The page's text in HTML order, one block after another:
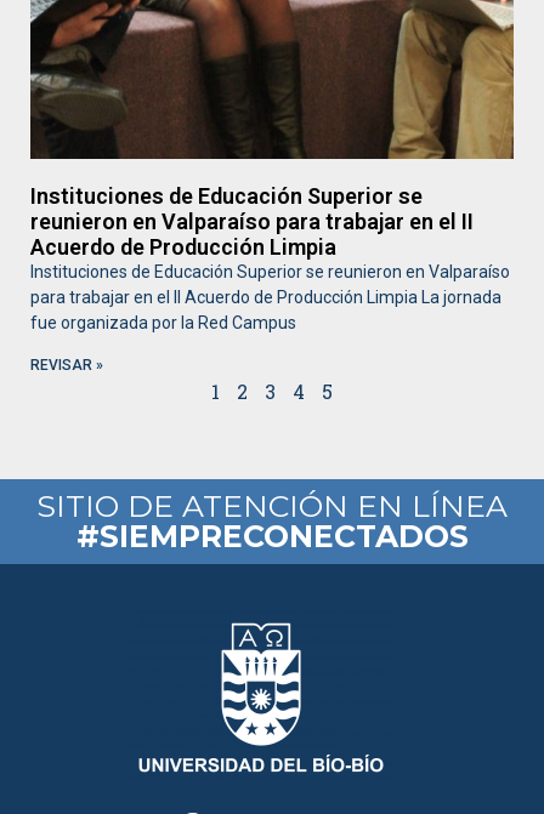
Instituciones de Educación Superior se
reunieron en Valparaíso para trabajar en el II
Acuerdo de Producción Limpia
Instituciones de Educación Superior se reunieron en Valparaíso
para trabajar en el II Acuerdo de Producción Limpia La jornada
fue organizada por la Red Campus
REVISAR »
1 2 3 4 5
SITIO DE ATENCIÓN EN LÍNEA
#SIEMPRECONECTADOS